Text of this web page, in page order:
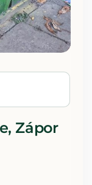
Zápor